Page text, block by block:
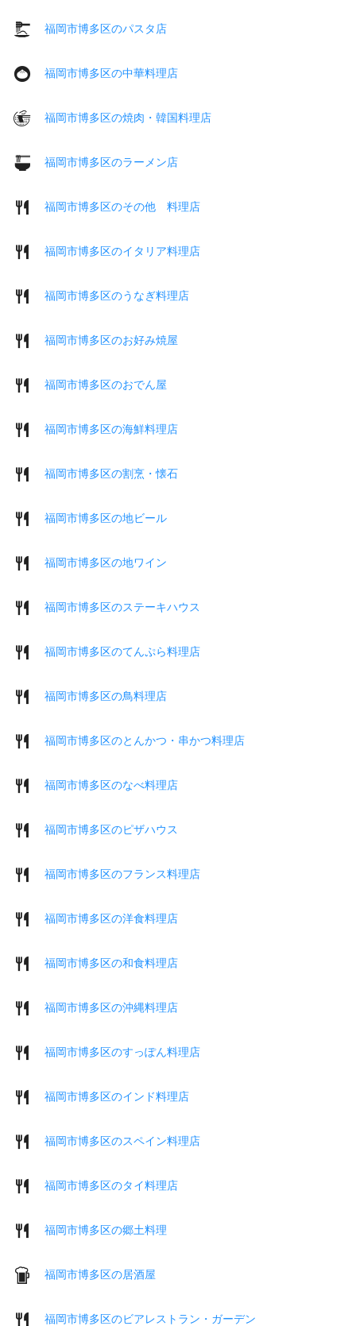
福岡市博多区のパスタ店
福岡市博多区の中華料理店
福岡市博多区の焼肉・韓国料理店
福岡市博多区のラーメン店
福岡市博多区のその他 料理店
福岡市博多区のイタリア料理店
福岡市博多区のうなぎ料理店
福岡市博多区のお好み焼屋
福岡市博多区のおでん屋
福岡市博多区の海鮮料理店
福岡市博多区の割烹・懐石
福岡市博多区の地ビール
福岡市博多区の地ワイン
福岡市博多区のステーキハウス
福岡市博多区のてんぷら料理店
福岡市博多区の鳥料理店
福岡市博多区のとんかつ・串かつ料理店
福岡市博多区のなべ料理店
福岡市博多区のピザハウス
福岡市博多区のフランス料理店
福岡市博多区の洋食料理店
福岡市博多区の和食料理店
福岡市博多区の沖縄料理店
福岡市博多区のすっぽん料理店
福岡市博多区のインド料理店
福岡市博多区のスペイン料理店
福岡市博多区のタイ料理店
福岡市博多区の郷土料理
福岡市博多区の居酒屋
福岡市博多区のビアレストラン・ガーデン